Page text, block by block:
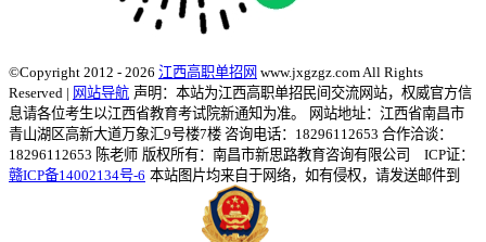
©Copyright 2012 - 2026 江西高职单招网 www.jxgzgz.com All Rights
Reserved | 网站导航 声明：本站为江西高职单招民间交流网站，权威官方信
息请各位考生以江西省教育考试院新通知为准。
网站地址：江西省南昌市
青山湖区高新大道万象汇9号楼7楼 咨询电话：18296112653 合作洽谈：
18296112653 陈老师 版权所有：南昌市新思路教育咨询有限公司 ICP证：
赣ICP备14002134号-6 本站图片均来自于网络，如有侵权，请发送邮件到